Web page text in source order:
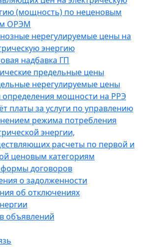
(мощность) по неценовым
ОРЭМ
нерегулируемые цены на
энергию
надбавка ГП
предельные цены
нерегулируемые цены
определения мощности на РРЭ
платы за услуги по управлению
режима потребления
энергии,
расчеты по первой и
ценовым категориям
договоров
о задолженности
об отключениях
объявлений